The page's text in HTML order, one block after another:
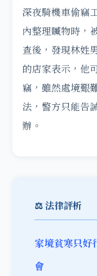
深夜騎機車偷竊
內整理贓物時，
查後，發現林姓
的店家表示，他
竊，雖然處境艱
法，警方只能告
辦。
⚖️ 法律評析
家境貧寒只好
會